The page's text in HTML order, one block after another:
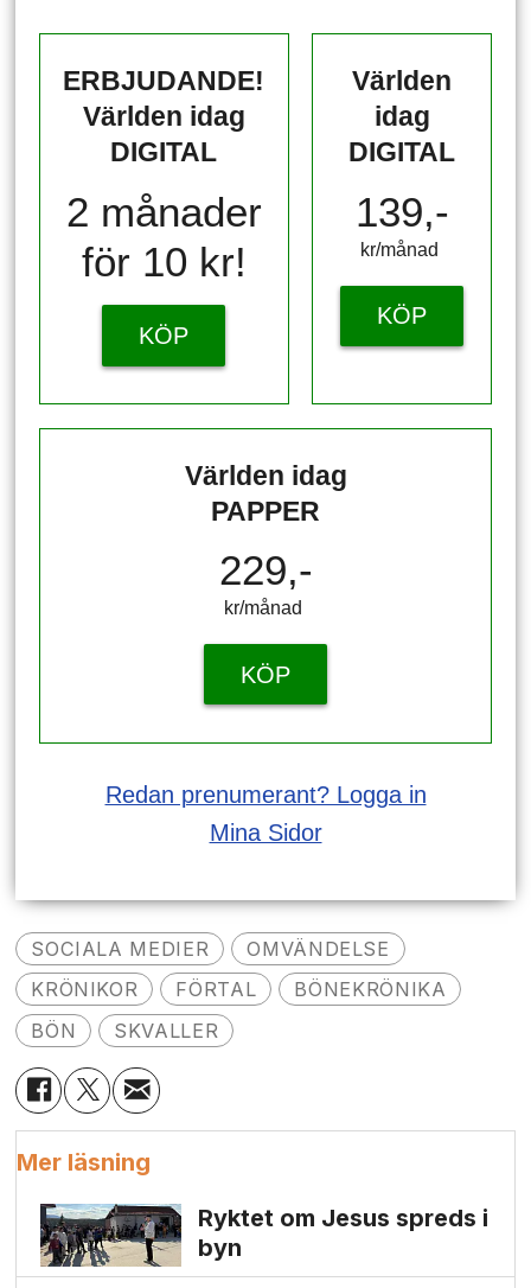
ERBJUDANDE!
Världen idag
DIGITAL
2 månader
för 10 kr!
KÖP
Världen
idag
DIGITAL
139,-
kr/månad ​​​​​​
KÖP
Världen idag
PAPPER
229,-
kr/månad ​​​​​​
KÖP
Redan prenumerant? Logga in
Mina Sidor
SOCIALA MEDIER
OMVÄNDELSE
KRÖNIKOR
FÖRTAL
BÖNEKRÖNIKA
BÖN
SKVALLER
Mer läsning
Ryktet om Jesus spreds i
byn